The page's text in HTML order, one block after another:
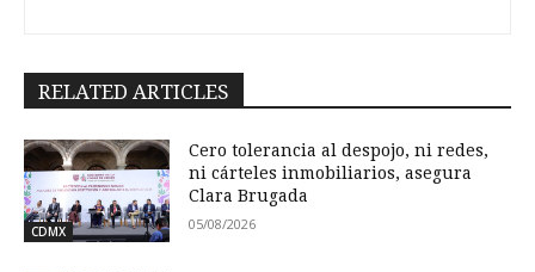
RELATED ARTICLES
CDMX
Cero tolerancia al despojo, ni redes,
ni cárteles inmobiliarios, asegura
Clara Brugada
05/08/2026